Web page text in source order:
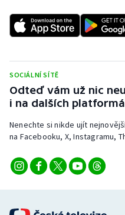
SOCIÁLNÍ SÍTĚ
Odteď vám už nic
i na dalších
Nenechte si nikde ujít
na Facebooku, X, Instagramu,